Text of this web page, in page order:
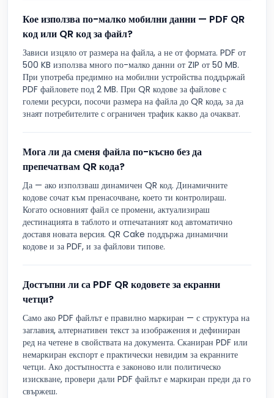
Кое използва по-малко мобилни данни — PDF QR
код или QR код за файл?
Зависи изцяло от размера на файла, а не от формата. PDF от
500 KB използва много по-малко данни от ZIP от 50 MB.
При употреба предимно на мобилни устройства поддържай
PDF файловете под 2 MB. При QR кодове за файлове с
големи ресурси, посочи размера на файла до QR кода, за да
знаят потребителите с ограничен трафик какво да очакват.
Мога ли да сменя файла по-късно без да
препечатвам QR кода?
Да — ако използваш динамичен QR код. Динамичните
кодове сочат към пренасочване, което ти контролираш.
Когато основният файл се промени, актуализираш
дестинацията в таблото и отпечатаният код автоматично
доставя новата версия. QR Cake поддържа динамични
кодове и за PDF, и за файлови типове.
Достъпни ли са PDF QR кодовете за екранни
четци?
Само ако PDF файлът е правилно маркиран — с структура на
заглавия, алтернативен текст за изображения и дефиниран
ред на четене в свойствата на документа. Сканиран PDF или
немаркиран експорт е практически невидим за екранните
четци. Ако достъпността е законово или политическо
изискване, провери дали PDF файлът е маркиран преди да го
свържеш.